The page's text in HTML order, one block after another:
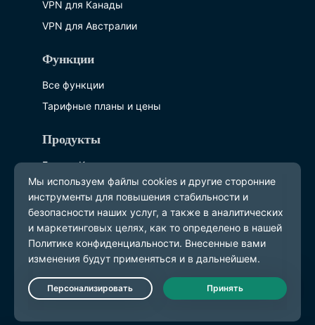
VPN для Канады
VPN для Австралии
Функции
Все функции
Тарифные планы и цены
Продукты
ExpressKeys
ExpressMailGuard
ExpressAI
О компании ExpressVPN
О нас
Live Chat